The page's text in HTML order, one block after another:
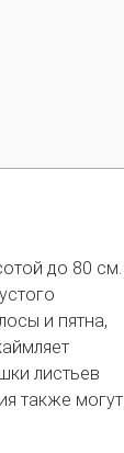
до 80 см.
и пятна,
листьев
также могут